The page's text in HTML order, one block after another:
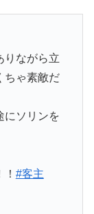
りながら立
ちゃ素敵だ
にソリンを
#客主